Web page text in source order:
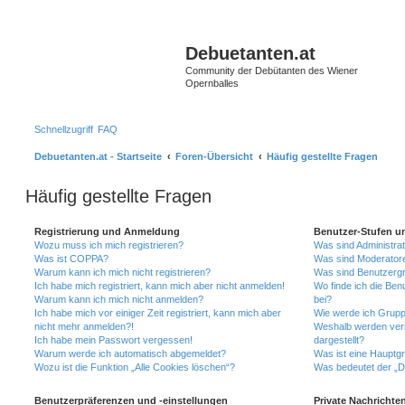
Debuetanten.at
Community der Debütanten des Wiener
Opernballes
Schnellzugriff FAQ
Debuetanten.at - Startseite Foren-Übersicht Häufig gestellte Fragen
Häufig gestellte Fragen
Registrierung und Anmeldung
Wozu muss ich mich registrieren?
Was ist COPPA?
Warum kann ich mich nicht registrieren?
Ich habe mich registriert, kann mich aber nicht anmelden!
Warum kann ich mich nicht anmelden?
Ich habe mich vor einiger Zeit registriert, kann mich aber
nicht mehr anmelden?!
Ich habe mein Passwort vergessen!
Warum werde ich automatisch abgemeldet?
Wozu ist die Funktion „Alle Cookies löschen“?
Benutzerpräferenzen und -einstellungen
Benutzer-Stufen
Was sind
Was sind
Was sind
Wo finde ich die
bei?
Wie werde ich
Weshalb werden
dargestellt?
Was ist eine
Was bedeutet der
Private